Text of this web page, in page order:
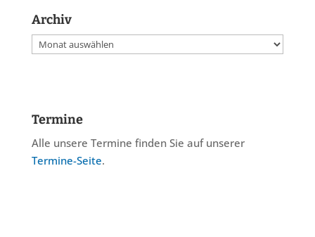
Archiv
Archiv
Termine
Alle unsere Termine finden Sie auf unserer
Termine-Seite.